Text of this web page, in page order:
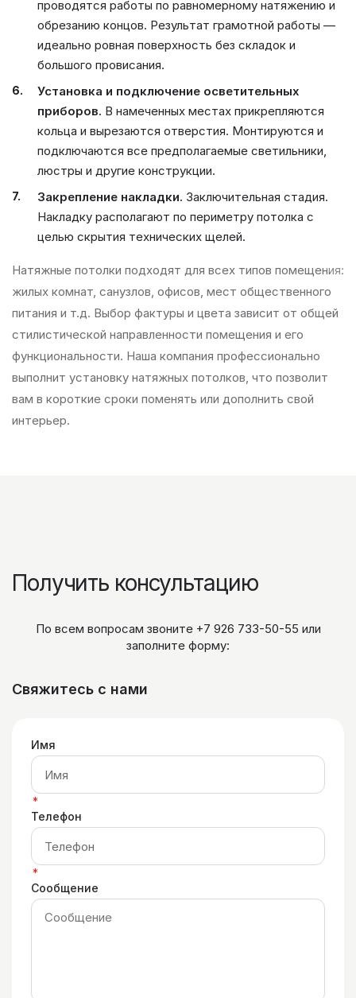
проводятся работы по равномерному натяжению и
обрезанию концов. Результат грамотной работы —
идеально ровная поверхность без складок и
большого провисания.
Установка и подключение осветительных
приборов. В намеченных местах прикрепляются
кольца и вырезаются отверстия. Монтируются и
подключаются все предполагаемые светильники,
люстры и другие конструкции.
Закрепление накладки. Заключительная стадия.
Накладку располагают по периметру потолка с
целью скрытия технических щелей.
Натяжные потолки подходят для всех типов помещения:
жилых комнат, санузлов, офисов, мест общественного
питания и т.д. Выбор фактуры и цвета зависит от общей
стилистической направленности помещения и его
функциональности. Наша компания профессионально
выполнит установку натяжных потолков, что позволит
вам в короткие сроки поменять или дополнить свой
интерьер.
Получить консультацию
По всем вопросам звоните +7 926 733-50-55 или
заполните форму:
Свяжитесь с нами
Имя
*
Телефон
*
Сообщение